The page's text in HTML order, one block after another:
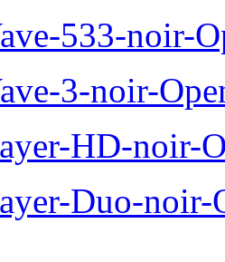
533-noir-
3-noir-
HD-noir-
Duo-